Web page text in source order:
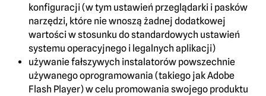
konfiguracji (w tym ustawień przeglądarki i pasków
narzędzi, które nie wnoszą żadnej dodatkowej
wartości w stosunku do standardowych ustawień
systemu operacyjnego i legalnych aplikacji)
używanie fałszywych instalatorów powszechnie
używanego oprogramowania (takiego jak Adobe
Flash Player) w celu promowania swojego produktu